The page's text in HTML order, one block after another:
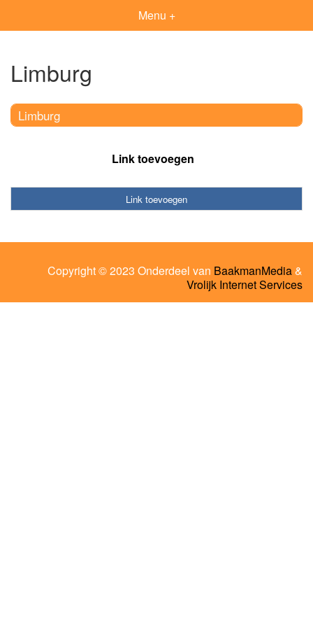
Menu +
Limburg
Limburg
Link toevoegen
Link toevoegen
Copyright © 2023 Onderdeel van BaakmanMedia&
Vrolijk Internet Services